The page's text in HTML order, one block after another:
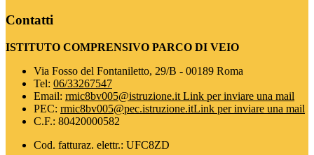
Contatti
ISTITUTO COMPRENSIVO PARCO DI VEIO
Via Fosso del Fontaniletto, 29/B - 00189 Roma
Tel: 06/33267547
Email: rmic8bv005@istruzione.it Link per inviare una mail
PEC: rmic8bv005@pec.istruzione.itLink per inviare una mail
C.F.: 80420000582
Cod. fatturaz. elettr.: UFC8ZD